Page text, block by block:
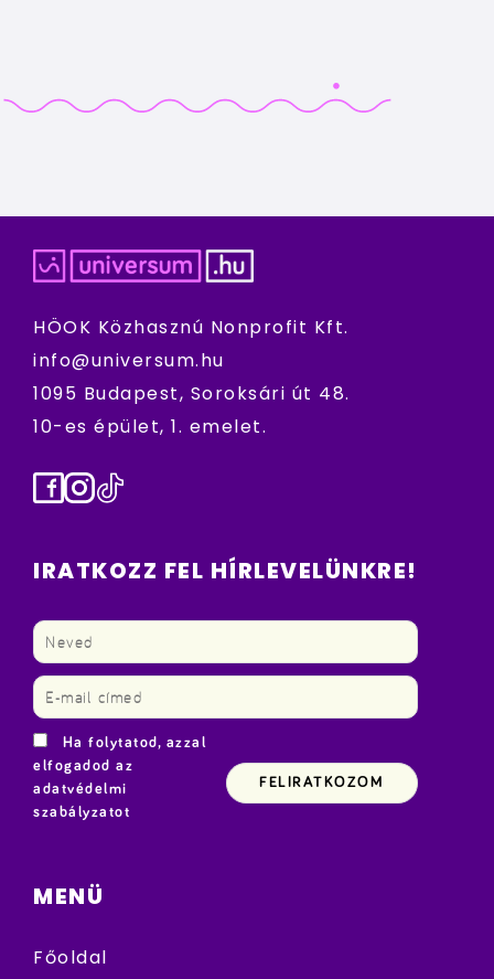
HÖOK Közhasznú Nonprofit Kft.
info@universum.hu
1095 Budapest, Soroksári út 48.
10-es épület, 1. emelet.
Facebook
Instagram
TikTok
IRATKOZZ FEL HÍRLEVELÜNKRE!
Ha folytatod, azzal
elfogadod az
adatvédelmi
szabályzatot
MENÜ
Főoldal